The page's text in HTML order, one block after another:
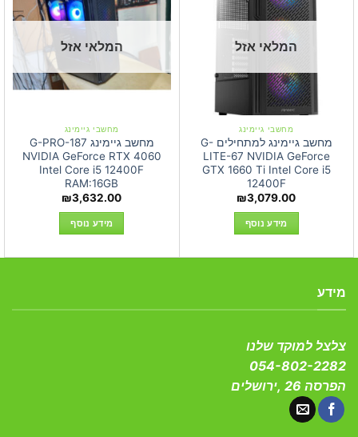
המלאי אזל
מחשבי גיימינג
מחשב גיימינג למתחילים G-
LITE-67 NVIDIA GeForce
GTX 1660 Ti Intel Core i5
12400F
₪3,079.00
מידע נוסף
המלאי אזל
מחשבי גיימינג
מחשב גיימינג G-PRO-187
NVIDIA GeForce RTX 4060
Intel Core i5 12400F
RAM:16GB
₪3,632.00
מידע נוסף
מידע
צלצל למוקד שלנו
054-802-2282
הפרסה 26 ,ירושלים